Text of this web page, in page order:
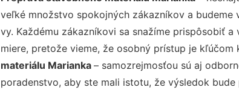
veľké množstvo spokojných zákazníkov a budeme
vy. Každému zákazníkovi sa snažíme prispôsobiť
miere, pretože vieme, že osobný prístup je kľúčom
materiálu Marianka – samozrejmosťou sú aj
poradenstvo, aby ste mali istotu, že výsledok